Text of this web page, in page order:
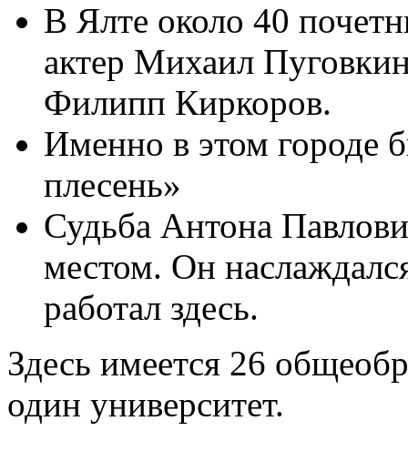
В Ялте около 40
актер Михаил
Филипп Киркоров.
Именно в этом городе
плесень»
Судьба Антона
местом. Он
работал здесь.
Здесь имеется 26
один университет.